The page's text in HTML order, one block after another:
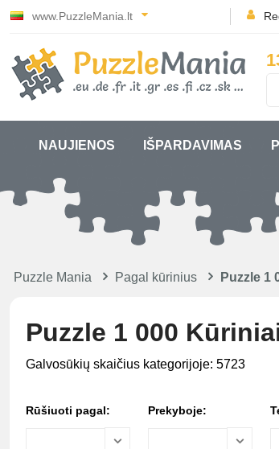
www.PuzzleMania.lt
NAUJIENOS IŠPARDAVIMAS
Puzzle Mania Pagal kūrinius Puzzle 1
Puzzle 1 000
Galvosūkių skaičius kategorijoje: 5723
Rūšiuoti pagal: Prekyboje: